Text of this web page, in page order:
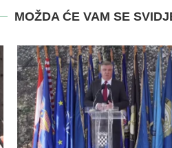
MOŽDA ĆE VAM SE